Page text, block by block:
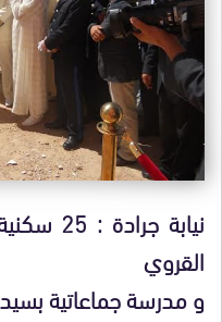
نيابة
القروي
و مدرسة جماعاتية